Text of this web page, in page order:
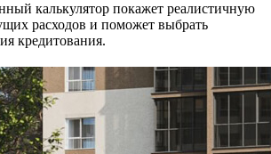
калькулятор покажет реалистичную
расходов и поможет выбрать
кредитования.